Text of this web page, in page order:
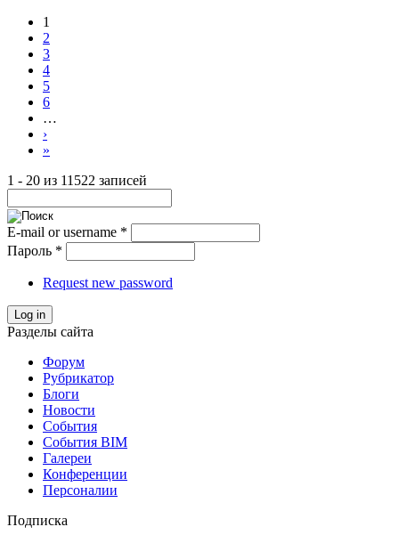
1
2
3
4
5
6
…
›
»
1 - 20 из 11522 записей
E-mail or username *
Пароль *
Request new password
Log in
Разделы сайта
Форум
Рубрикатор
Блоги
Новости
События
События BIM
Галереи
Конференции
Персоналии
Подписка